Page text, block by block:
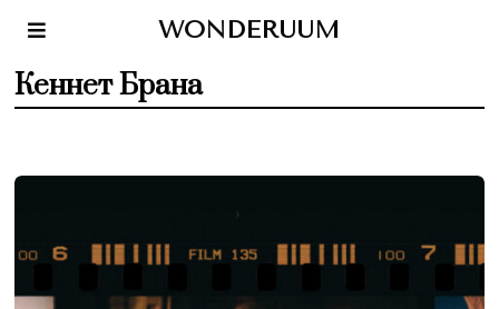
WONDERUUM
Кеннет Брана